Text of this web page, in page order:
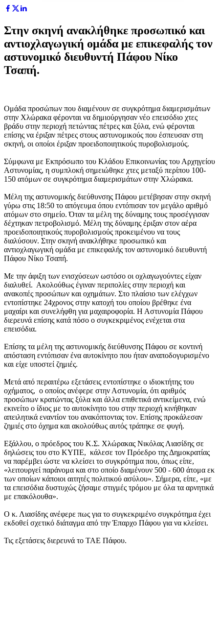
Στην σκηνή ανακλήθηκε προσωπικό και
αντιοχλαγωγική ομάδα με επικεφαλής τον
αστυνομικό διευθυντή Πάφου Νίκο
Τσαπή.
Ομάδα προσώπων που διαμένουν σε συγκρότημα διαμερισμάτων
στην Χλώρακα φέρονται να δημιούργησαν νέο επεισόδιο χτες
βράδυ στην περιοχή πετώντας πέτρες και ξύλα, ενώ φέρονται
επίσης να έριξαν πέτρες στους αστυνομικούς που έσπευσαν στη
σκηνή, οι οποίοι έριξαν προειδοποιητικούς πυροβολισμούς.
Σύμφωνα με Εκπρόσωπο του Κλάδου Επικοινωνίας του Αρχηγείου
Αστυνομίας, η συμπλοκή σημειώθηκε χτες μεταξύ περίπου 100-
150 ατόμων σε συγκρότημα διαμερισμάτων στην Χλώρακα.
Μέλη της αστυνομικής διεύθυνσης Πάφου μετέβησαν στην σκηνή
γύρω στις 18:50 το απόγευμα όπου εντόπισαν τον μεγάλο αριθμό
ατόμων στο σημείο. Όταν τα μέλη της δύναμης τους προσέγγισαν
δέχτηκαν πετροβολισμό. Μέλη της δύναμης έριξαν στον αέρα
προειδοποιητικούς πυροβολισμούς προκειμένου να τους
διαλύσουν. Στην σκηνή ανακλήθηκε προσωπικό και
αντιοχλαγωγική ομάδα με επικεφαλής τον αστυνομικό διευθυντή
Πάφου Νίκο Τσαπή.
Με την άφιξη των ενισχύσεων ωστόσο οι οχλαγωγούντες είχαν
διαλυθεί. Ακολούθως έγιναν περιπολίες στην περιοχή και
ανακοπές προσώπων και οχημάτων. Στο πλαίσιο των ελέγχων
εντοπίστηκε 24χρονος στην κατοχή του οποίου βρέθηκε ένα
μαχαίρι και συνελήφθη για μαχαιροφορία. Η Αστυνομία Πάφου
διερευνά επίσης κατά πόσο ο συγκεκριμένος ενέχεται στα
επεισόδια.
Επίσης τα μέλη της αστυνομικής διεύθυνσης Πάφου σε κοντινή
απόσταση εντόπισαν ένα αυτοκίνητο που ήταν αναποδογυρισμένο
και είχε υποστεί ζημιές.
Μετά από περαιτέρω εξετάσεις εντοπίστηκε ο ιδιοκτήτης του
οχήματος, ο οποίος ανέφερε στην Αστυνομία, ότι αριθμός
προσώπων κρατώντας ξύλα και άλλα επιθετικά αντικείμενα, ενώ
εκινείτο ο ίδιος με το αυτοκίνητο του στην περιοχή κινήθηκαν
απειλητικά εναντίον του ανακόπτοντας τον. Επίσης προκάλεσαν
ζημιές στο όχημα και ακολούθως αυτός τράπηκε σε φυγή.
Εξάλλου, ο πρόεδρος του Κ.Σ. Χλώρακας Νικόλας Λιασίδης σε
δηλώσεις του στο ΚΥΠΕ, κάλεσε τον Πρόεδρο της Δημοκρατίας
να παρέμβει ώστε να κλείσει το συγκρότημα που, όπως είπε,
«λειτουργεί παράνομα και στο οποίο διαμένουν 500 - 600 άτομα εκ
των οποίων κάποιοι αιτητές πολιτικού ασύλου». Σήμερα, είπε, «με
τα επεισόδια δυστυχώς ζήσαμε στιγμές τρόμου με όλα τα αρνητικά
με επακόλουθα».
Ο κ. Λιασίδης ανέφερε πως για το συγκεκριμένο συγκρότημα έχει
εκδοθεί σχετικό διάταγμα από την Έπαρχο Πάφου για να κλείσει.
Τις εξετάσεις διερευνά το ΤΑΕ Πάφου.